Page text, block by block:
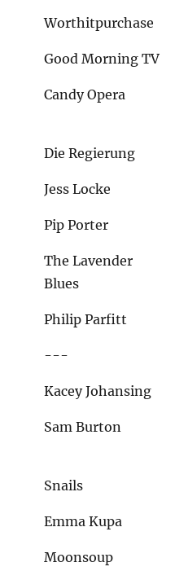
Worthitpurchase
Good Morning TV
Candy Opera
Die Regierung
Jess Locke
Pip Porter
The Lavender
Blues
Philip Parfitt
---
Kacey Johansing
Sam Burton
Snails
Emma Kupa
Moonsoup